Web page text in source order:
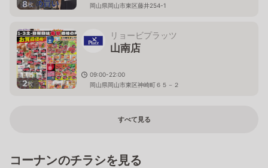
8枚
岡山県岡山市東区藤井254-1
2枚
リョービプラッツ
山南店
09:00-22:00
岡山県岡山市東区神崎町６５－２
すべて見る
コーナンのチラシを見る